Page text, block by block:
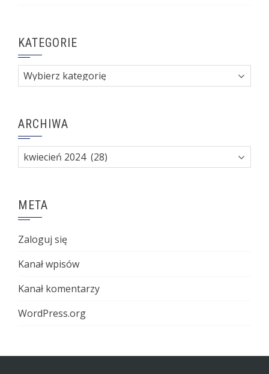
KATEGORIE
Kategorie
ARCHIWA
Archiwa
META
Zaloguj się
Kanał wpisów
Kanał komentarzy
WordPress.org